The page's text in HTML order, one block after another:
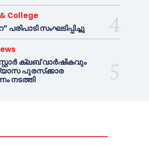
College
പരിപാടി സംഘടിപ്പിച്ചു
ക്ലബ് വാർഷികവും
പുരസ്‌ക്കാര
നടത്തി